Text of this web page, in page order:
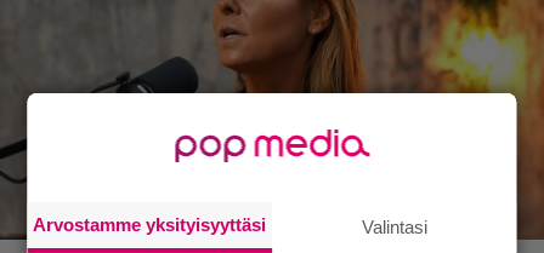
Arvostamme yksityisyyttäsi Valintasi